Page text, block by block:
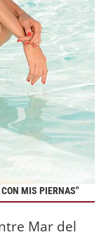
MIS PIERNAS"
Mar del